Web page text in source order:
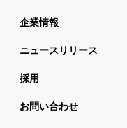
企業情報
ニュースリリース
採用
お問い合わせ